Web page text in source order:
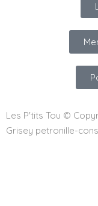
Les P'tits Tou ©
Grisey petronille-